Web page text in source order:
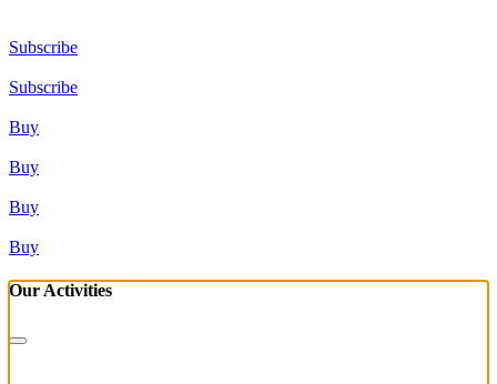
Subscribe
Subscribe
Buy
Buy
Buy
Buy
Our Activities